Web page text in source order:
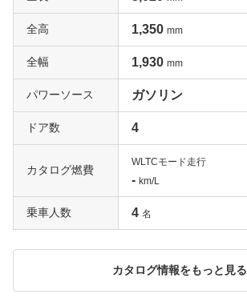
全高 1,350 mm
全幅 1,930 mm
パワーソース ガソリン
ドア数 4
カタログ燃費
WLTCモード走行
- km/L
乗車人数 4 名
カタログ情報をもっと見る